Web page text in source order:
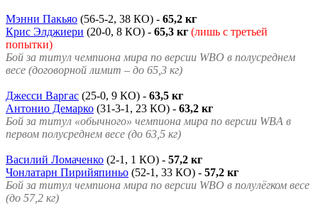
Мэнни Пакьяо (56-5-2, 38 КО) - 65,2 кг
Крис Элджиери (20-0, 8 КО) - 65,3 кг (лишь с третьей
попытки)
Бой за титул чемпиона мира по версии WBO в полусреднем
весе (договорной лимит – до 65,3 кг)
Джесси Варгас (25-0, 9 КО) - 63,5 кг
Антонио Демарко (31-3-1, 23 КО) - 63,2 кг
Бой за титул «обычного» чемпиона мира по версии WBА в
первом полусреднем весе (до 63,5 кг)
Василий Ломаченко (2-1, 1 КО) - 57,2 кг
Чонлатарн Пирийяпиньо (52-1, 33 КО) - 57,2 кг
Бой за титул чемпиона мира по версии WBO в полулёгком весе
(до 57,2 кг)